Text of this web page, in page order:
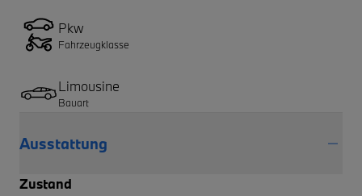
Pkw
Fahrzeugklasse
Limousine
Bauart
Ausstattung
Zustand